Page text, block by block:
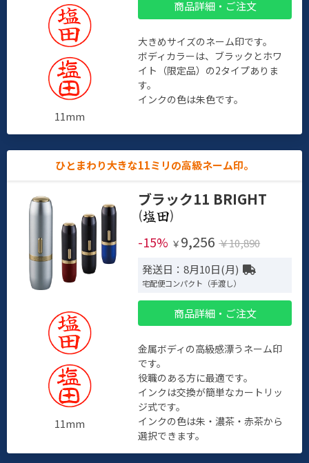
11mm
商品詳細・ご注文
大きめサイズのネーム印です。
ボディカラーは、ブラックとホワ
イト（限定品）の2タイプありま
す。
インクの色は朱色です。
ひとまわり大きな11ミリの高級ネーム印。
11mm
ブラック11 BRIGHT
(
)
-15% ￥ 9,256 ￥10,890
発送日：8月10日(月)
宅配便コンパクト（手渡し）
商品詳細・ご注文
金属ボディの高級感漂うネーム印
です。
役職のある方に最適です。
インクは交換が簡単なカートリッ
ジ式です。
インクの色は朱・濃茶・赤茶から
選択できます。